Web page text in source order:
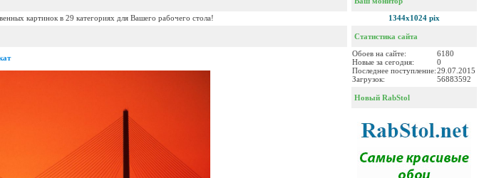
картинок в 29 категориях для Вашего рабочего стола!
1344x1024 pix
Статистика сайта
Обоев на сайте:
6180
Новые за сегодня:
0
Последнее поступление:29.07.2015
Загрузок:
56883592
Новый RabStol